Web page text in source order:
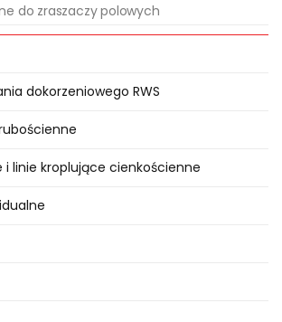
do zraszaczy polowych
dokorzeniowego RWS
i linie kroplujące cienkościenne